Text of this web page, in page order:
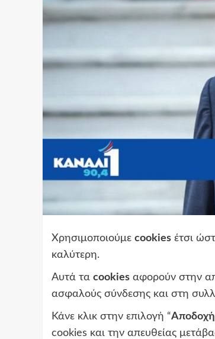
Χρησιμοποιούμε cookies έτσι
καλύτερη.
Αυτά τα cookies αφορούν στην
ασφαλούς σύνδεσης και στη
Κάνε κλικ στην επιλογή “Αποδοχή
cookies και την απευθείας